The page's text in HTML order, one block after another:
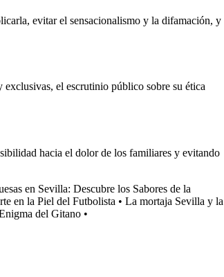
evitar el sensacionalismo y la difamación, y
el escrutinio público sobre su ética
hacia el dolor de los familiares y evitando
en Sevilla: Descubre los Sabores de la
en la Piel del Futbolista • La mortaja Sevilla y la
del Gitano •